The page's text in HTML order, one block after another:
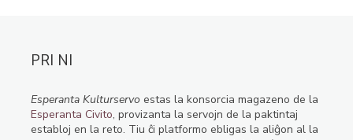
PRI NI
Esperanta Kulturservo estas la konsorcia magazeno de la
Esperanta Civito, provizanta la servojn de la paktintaj
establoj en la reto. Tiu ĉi platformo ebligas la aliĝon al la